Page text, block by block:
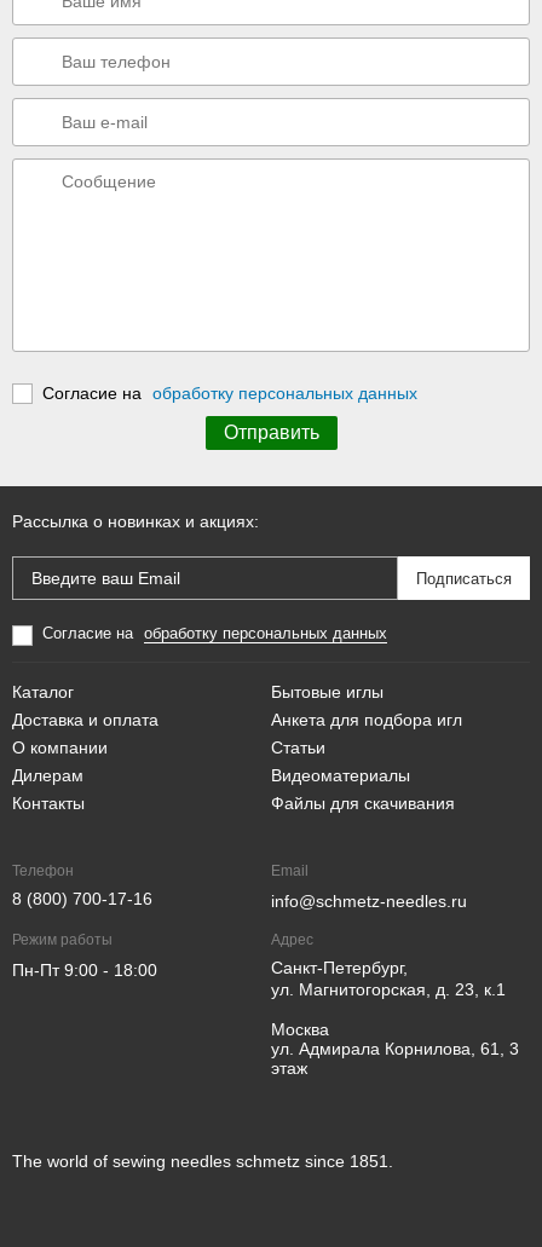
Согласие на обработку персональных данных
The world of sewing needles schmetz since 1851.
Рассылка о новинках и акциях:
Согласие на обработку персональных данных
Каталог
Доставка и оплата
О компании
Дилерам
Контакты
Бытовые иглы
Анкета для подбора игл
Статьи
Видеоматериалы
Файлы для скачивания
Телефон
8 (800) 700-17-16
Email
info@schmetz-needles.ru
Режим работы
Пн-Пт 9:00 - 18:00
Адрес
Санкт-Петербург,
ул. Магнитогорская, д. 23, к.1
Москва
ул. Адмирала Корнилова, 61, 3
этаж